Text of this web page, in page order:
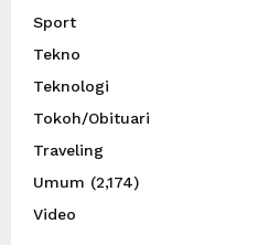
Sport
Tekno
Teknologi
Tokoh/Obituari
Traveling
Umum (2,174)
Video